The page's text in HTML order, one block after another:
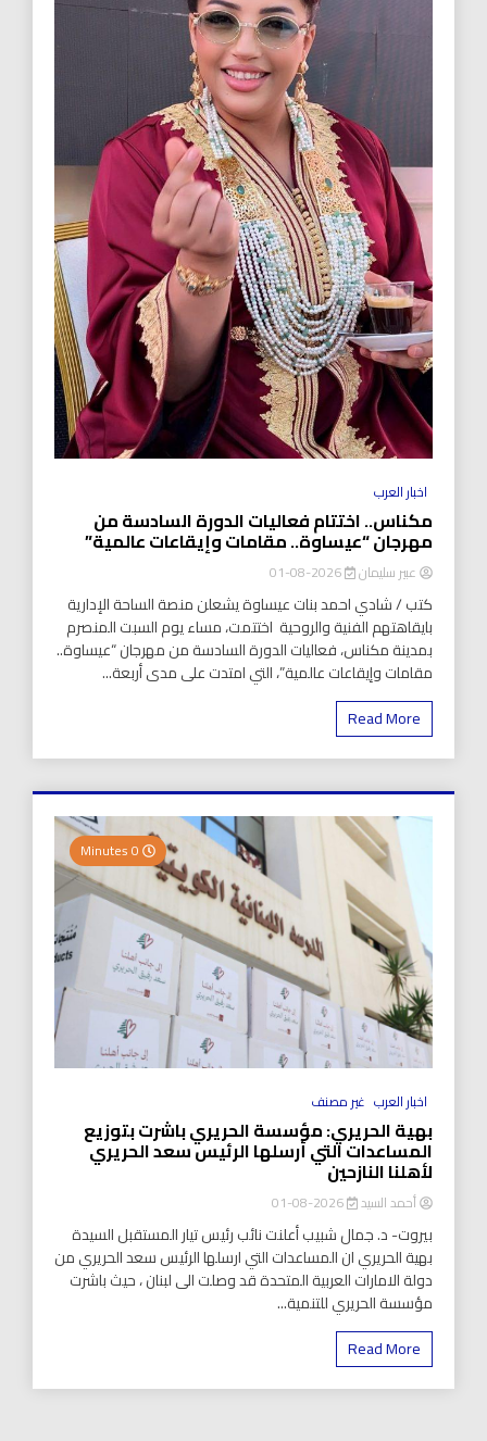
اخبار العرب
مكناس.. اختتام فعاليات الدورة السادسة من
مهرجان “عيساوة.. مقامات وإيقاعات عالمية”
عبير سليمان 2026-08-01
كتب / شادي احمد بنات عيساوة يشعلن منصة الساحة الإدارية
بايقاهتهم الفنية والروحية اختتمت، مساء يوم السبت المنصرم
بمدينة مكناس، فعاليات الدورة السادسة من مهرجان “عيساوة..
مقامات وإيقاعات عالمية”، التي امتدت على مدى أربعة...
Read More
اخبار العرب غير مصنف
بهية الحريري: مؤسسة الحريري باشرت بتوزيع
المساعدات التي أرسلها الرئيس سعد الحريري
لأهلنا النازحين
أحمد السيد 2026-08-01
بيروت- د. جمال شبيب أعلنت نائب رئيس تيار المستقبل السيدة
بهية الحريري ان المساعدات التي ارسلها الرئيس سعد الحريري من
دولة الامارات العربية المتحدة قد وصلت الى لبنان ، حيث باشرت
مؤسسة الحريري للتنمية...
Read More